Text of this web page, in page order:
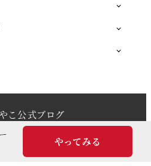
こ公式ブログ
byモンキーレンチ
WordPressやってみる